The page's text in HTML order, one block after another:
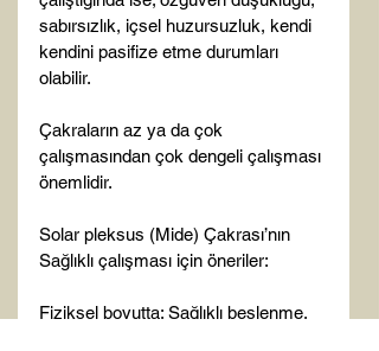
sabırsızlık, içsel huzursuzluk, kendi
kendini pasifize etme durumları
olabilir.
Çakraların az ya da çok
çalışmasından çok dengeli çalışması
önemlidir.
Solar pleksus (Mide) Çakrası’nın
Sağlıklı çalışması için öneriler:
Fiziksel boyutta: Sağlıklı beslenme,